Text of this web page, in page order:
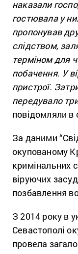
наказали
гостювала у
пропонував
слідством,
терміном для
побачення. У
пристрої.
передувало
повідомляли в
За даними
окупованому
кримінальних
віруючих
позбавлення
З 2014 року в
Севастополі
провела